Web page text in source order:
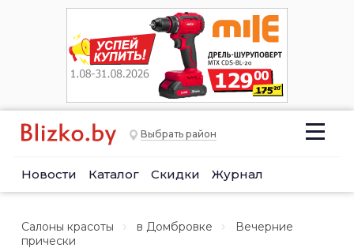
Выбрать район
Новости Каталог Скидки Журнал
Салоны красоты в Домбровке
Вечерние
прически